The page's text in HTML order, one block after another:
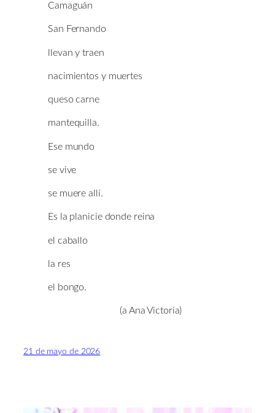
Camaguán
San Fernando
llevan y traen
nacimientos y muertes
queso carne
mantequilla.
Ese mundo
se vive
se muere allí.
Es la planicie donde reina
el caballo
la res
el bongo.
(a Ana Victoria)
21 de mayo de 2026